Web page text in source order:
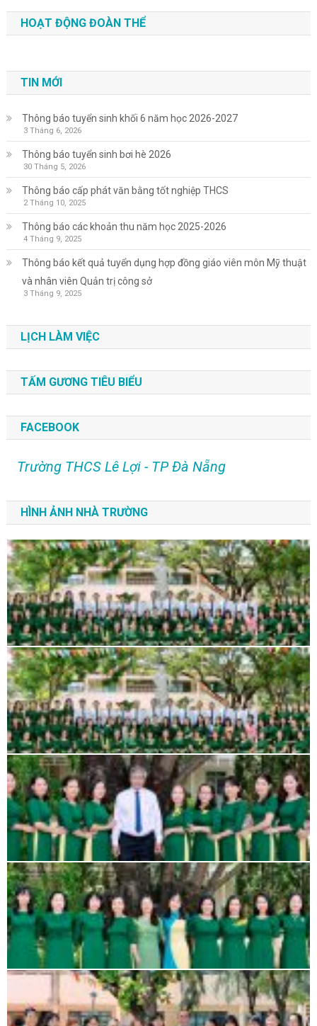
HOẠT ĐỘNG ĐOÀN THỂ
TIN MỚI
Thông báo tuyển sinh khối 6 năm học 2026-2027
3 Tháng 6, 2026
Thông báo tuyển sinh bơi hè 2026
30 Tháng 5, 2026
Thông báo cấp phát văn bằng tốt nghiệp THCS
2 Tháng 10, 2025
Thông báo các khoản thu năm học 2025-2026
4 Tháng 9, 2025
Thông báo kết quả tuyển dụng hợp đồng giáo viên môn Mỹ thuật
và nhân viên Quản trị công sở
3 Tháng 9, 2025
LỊCH LÀM VIỆC
TẤM GƯƠNG TIÊU BIỂU
FACEBOOK
Trường THCS Lê Lợi - TP Đà Nẵng
HÌNH ẢNH NHÀ TRƯỜNG